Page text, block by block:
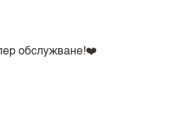
обслужване!❤️